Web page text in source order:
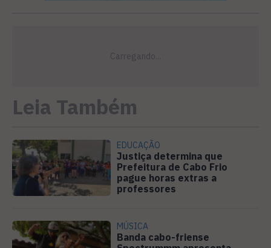
Leia Também
EDUCAÇÃO
Justiça determina que
Prefeitura de Cabo Frio
pague horas extras a
professores
MÚSICA
Banda cabo-friense